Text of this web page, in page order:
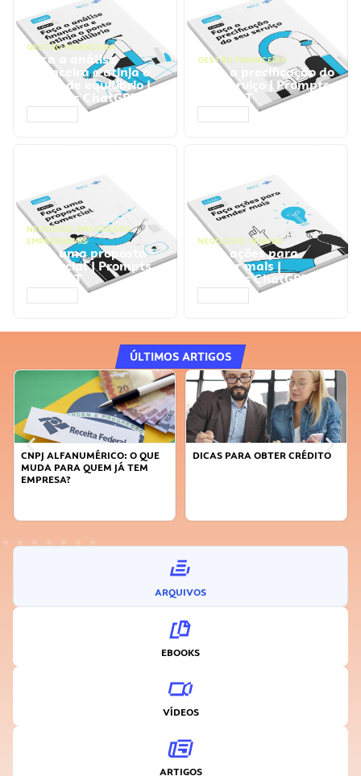
GESTÃO FINANCEIRA
Faça a análise
financeira e atinja o
ponto de equilíbrio |
Prompts ChatGPT
GESTÃO FINANCEIRA
Faça a precificação do
seu serviço | Prompts
ChatGPT
NEGÓCIOS, PROCESSOS
EMPRESARIAIS
Faça uma proposta
comercial | Prompts
ChatGPT
NEGÓCIOS, VENDAS
Faça ações para
vender mais |
Prompts ChatGPT
ÚLTIMOS ARTIGOS
O QUE
QUEM JÁ TEM
DICAS PARA OBTER CRÉDITO
FAÇA A
ARQUIVOS
EBOOKS
VÍDEOS
ARTIGOS